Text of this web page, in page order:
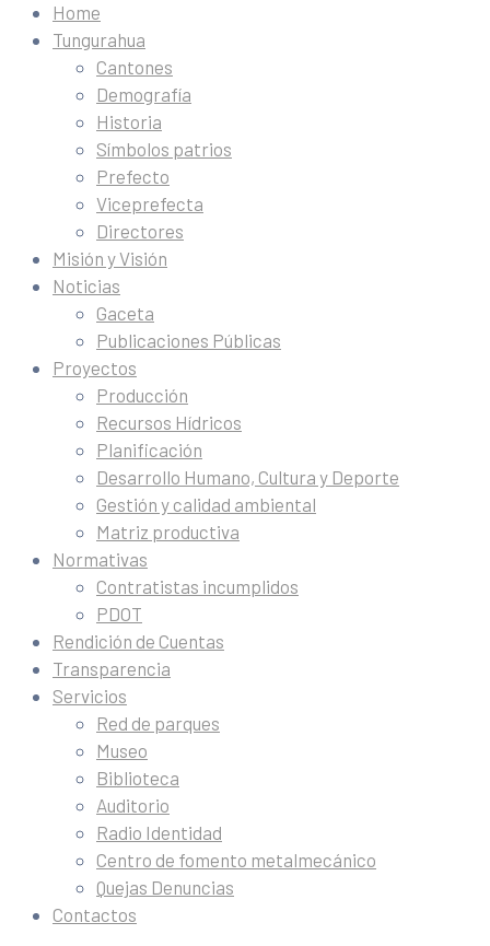
Home
Tungurahua
Cantones
Demografía
Historia
Símbolos patrios
Prefecto
Viceprefecta
Directores
Misión y Visión
Noticias
Gaceta
Publicaciones Públicas
Proyectos
Producción
Recursos Hídricos
Planificación
Desarrollo Humano, Cultura y Deporte
Gestión y calidad ambiental
Matriz productiva
Normativas
Contratistas incumplidos
PDOT
Rendición de Cuentas
Transparencia
Servicios
Red de parques
Museo
Biblioteca
Auditorio
Radio Identidad
Centro de fomento metalmecánico
Quejas Denuncias
Contactos